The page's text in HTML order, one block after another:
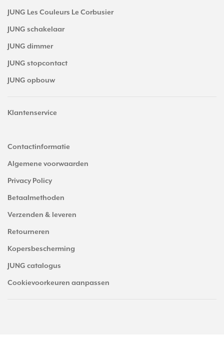
JUNG Les Couleurs Le Corbusier
JUNG schakelaar
JUNG dimmer
JUNG stopcontact
JUNG opbouw
Klantenservice
Contactinformatie
Algemene voorwaarden
Privacy Policy
Betaalmethoden
Verzenden & leveren
Retourneren
Kopersbescherming
JUNG catalogus
Cookievoorkeuren aanpassen